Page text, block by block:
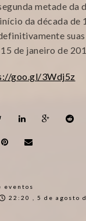
metade da
da década de
suas
de janeiro de
goo.gl/3Wdj5z
eventos
22:20 , 5 de agosto